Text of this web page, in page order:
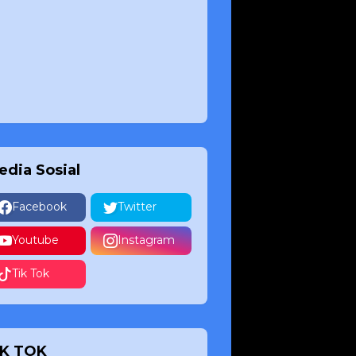
Sosial
Facebook Twitter
Youtube Instagram
Tik Tok
TOK